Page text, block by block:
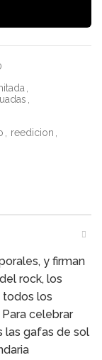
reedicion
y firman
rock, los
todos los
celebrar
las gafas de sol